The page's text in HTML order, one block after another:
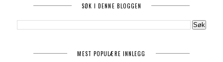
SØK I DENNE BLOGGEN
MEST POPULÆRE INNLEGG